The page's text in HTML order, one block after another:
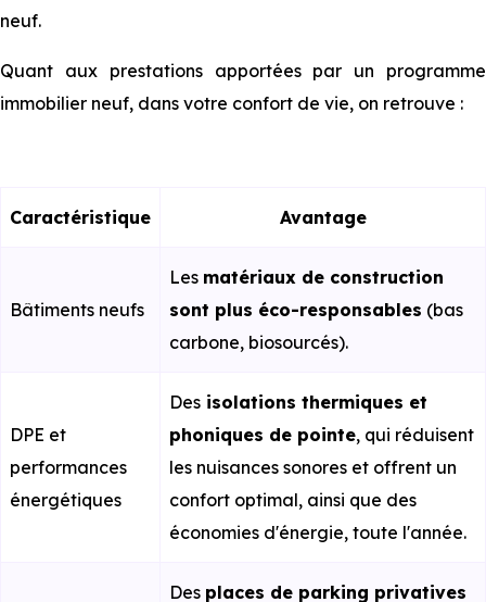
neuf.
Quant aux prestations apportées par un programme
immobilier neuf, dans votre confort de vie, on retrouve :
Caractéristique Avantage
Bâtiments neufs
Les matériaux de construction
sont plus éco-responsables (bas
carbone, biosourcés).
DPE et
performances
énergétiques
Des isolations thermiques et
phoniques de pointe, qui réduisent
les nuisances sonores et offrent un
confort optimal, ainsi que des
économies d'énergie, toute l'année.
Des places de parking privatives